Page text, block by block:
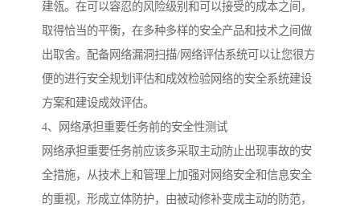
建瓴。在可以容忍的风险级别和可以接受的成本之间，
取得恰当的平衡，在多种多样的安全产品和技术之间做
出取舍。配备网络漏洞扫描/网络评估系统可以让您很方
便的进行安全规划评估和成效检验网络的安全系统建设
方案和建设成效评估。
4、网络承担重要任务前的安全性测试
网络承担重要任务前应该多采取主动防止出现事故的安
全措施，从技术上和管理上加强对网络安全和信息安全
的重视，形成立体防护，由被动修补变成主动的防范，